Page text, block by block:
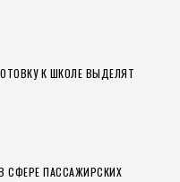
К ШКОЛЕ ВЫДЕЛЯТ
СФЕРЕ ПАССАЖИРСКИХ